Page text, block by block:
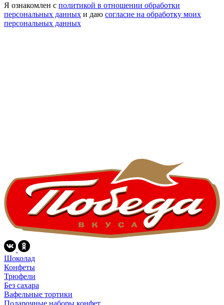
Я ознакомлен с политикой в отношении обработки
персональных данных и даю согласие на обработку моих
персональных данных
Шоколад
Конфеты
Трюфели
Без сахара
Вафельные тортики
Подарочные наборы конфет